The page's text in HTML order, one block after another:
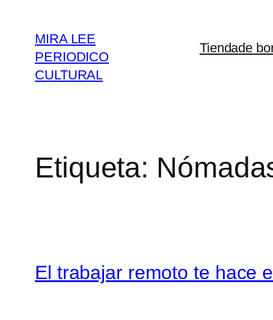
contenido
MIRA LEE
PERIODICO
CULTURAL
Tiendade
Etiqueta:
El trabajar remoto te hace